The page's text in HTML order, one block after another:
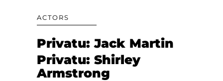
ACTORS
Privatu: Jack Martin
Privatu: Shirley
Armstrong